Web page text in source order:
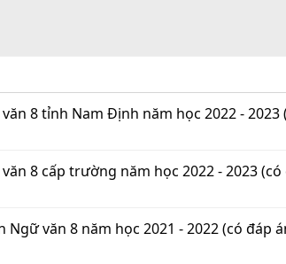
8 tỉnh Nam Định năm học 2022 - 2023
8 cấp trường năm học 2022 - 2023 (có
Ngữ văn 8 năm học 2021 - 2022 (có đáp